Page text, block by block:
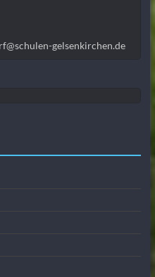
gelsenkirchen.de